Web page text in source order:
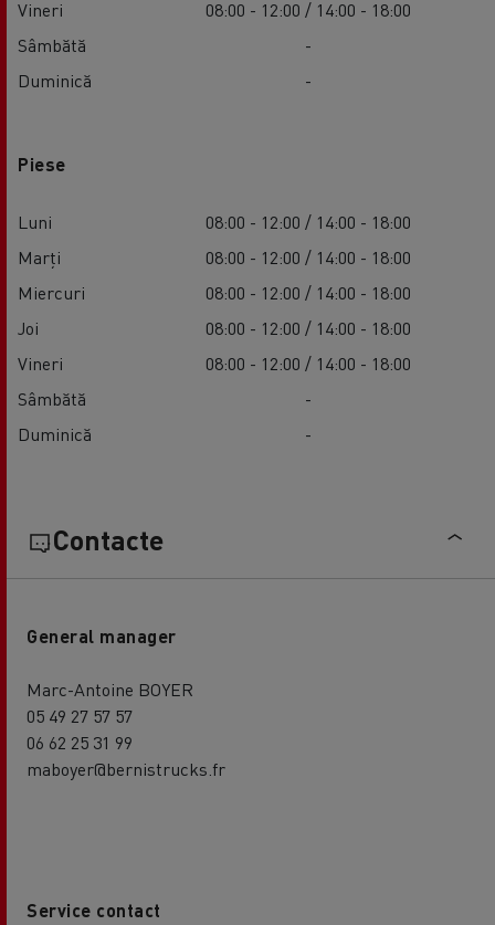
Vineri
08:00 - 12:00 / 14:00 - 18:00
Sâmbătă
-
Duminică
-
Piese
Luni
08:00 - 12:00 / 14:00 - 18:00
Marți
08:00 - 12:00 / 14:00 - 18:00
Miercuri
08:00 - 12:00 / 14:00 - 18:00
Joi
08:00 - 12:00 / 14:00 - 18:00
Vineri
08:00 - 12:00 / 14:00 - 18:00
Sâmbătă
-
Duminică
-
Contacte
General manager
Marc-Antoine BOYER
05 49 27 57 57
06 62 25 31 99
maboyer@bernistrucks.fr
Service contact